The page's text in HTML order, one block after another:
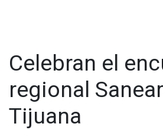
Celebran el
regional
Tijuana